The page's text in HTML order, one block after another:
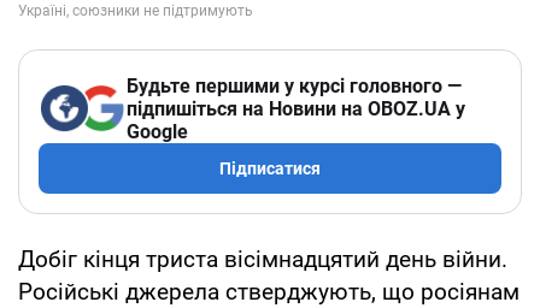
Будьте першими у курсі головного —
підпишіться на Новини на OBOZ.UA у
Google
Підписатися
Добіг кінця триста вісімнадцятий день війни.
Російські джерела стверджують, що росіянам